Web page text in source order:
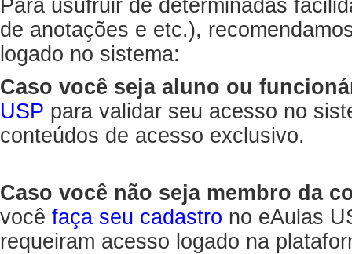
Para usufruir de determinadas
de anotações e etc.),
logado no sistema:
Caso você seja aluno ou
USP para validar seu acesso no
conteúdos de acesso exclusivo.
Caso você não seja membro da
você faça seu cadastro no eAulas
requeiram acesso logado na